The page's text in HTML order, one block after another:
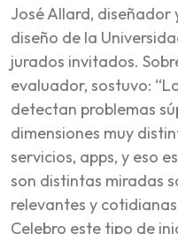
José Allard,
diseño de la
jurados invitados.
evaluador, sostuvo:
detectan problemas
dimensiones muy
servicios, apps, y eso
son distintas miradas
relevantes y
Celebro este tipo de